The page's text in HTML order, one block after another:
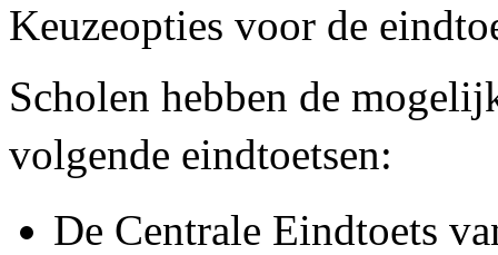
Keuzeopties voor de
Scholen hebben de
volgende eindtoetsen:
De Centrale Eindtoets